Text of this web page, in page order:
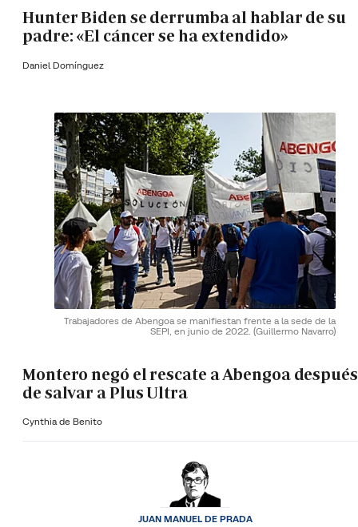
Hunter Biden se derrumba al hablar de su
padre: «El cáncer se ha extendido»
Daniel Domínguez
Trabajadores de Abengoa se manifiestan frente a la sede de la
SEPI, en junio de 2022. (Guillermo Navarro)
Montero negó el rescate a Abengoa después
de salvar a Plus Ultra
Cynthia de Benito
JUAN MANUEL DE PRADA